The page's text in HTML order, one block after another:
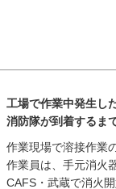
工場で作業中発生し
消防隊が到着するま
作業現場で溶接作業
作業員は、手元消火
CAFS・武蔵で消火